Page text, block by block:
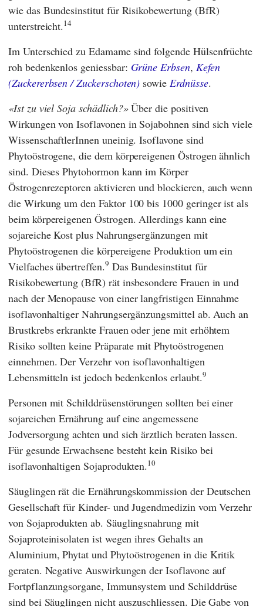
wie das Bundesinstitut für Risikobewertung(BfR)
unterstreicht.14
Im Unterschied zu Edamame sind folgende Hülsenfrüchte
roh bedenkenlos geniessbar: Grüne Erbsen, Kefen
(Zuckererbsen / Zuckerschoten) sowieErdnüsse.
Ist zu viel Soja schädlich? Über die positiven
Wirkungen von Isoflavonen in Sojabohnen sind sich viele
WissenschaftlerInnen uneinig. Isoflavone sind
Phytoöstrogene, die dem körpereigenen Östrogen ähnlich
sind. Dieses Phytohormon kann im Körper
Östrogenrezeptoren aktivieren und blockieren, auch wenn
die Wirkung um den Faktor 100 bis 1000 geringer ist als
beim körpereigenen Östrogen. Allerdings kann eine
sojareiche Kost plus Nahrungsergänzungen mit
Phytoöstrogenen die körpereigene Produktion um ein
Vielfaches übertreffen.9 DasBundesinstitut für
Risikobewertung(BfR) rät insbesondere Frauen in und
nach der Menopause von einer langfristigen Einnahme
isoflavonhaltiger Nahrungsergänzungsmittel ab. Auch an
Brustkrebs erkrankte Frauen oder jene mit erhöhtem
Risiko sollten keine Präparate mit Phytoöstrogenen
einnehmen. Der Verzehr von isoflavonhaltigen
Lebensmitteln ist jedoch bedenkenlos erlaubt.9
Personen mit Schilddrüsenstörungen sollten bei einer
sojareichen Ernährung auf eine angemessene
Jodversorgung achten und sich ärztlich beraten lassen.
Für gesunde Erwachsene besteht kein Risiko bei
isoflavonhaltigen Sojaprodukten.10
Säuglingen rät die Ernährungskommission der Deutschen
Gesellschaft für Kinder- und Jugendmedizinvom Verzehr
von Sojaprodukten ab. Säuglingsnahrung mit
Sojaproteinisolaten ist wegen ihres Gehalts an
Aluminium, Phytat und Phytoöstrogenen in die Kritik
geraten. Negative Auswirkungen der Isoflavone auf
Fortpflanzungsorgane, Immunsystem und Schilddrüse
sind bei Säuglingen nicht auszuschliessen. Die Gabe von